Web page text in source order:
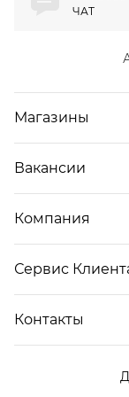
ЧАТ
Магазины
Вакансии
Компания
Сервис
Контакты